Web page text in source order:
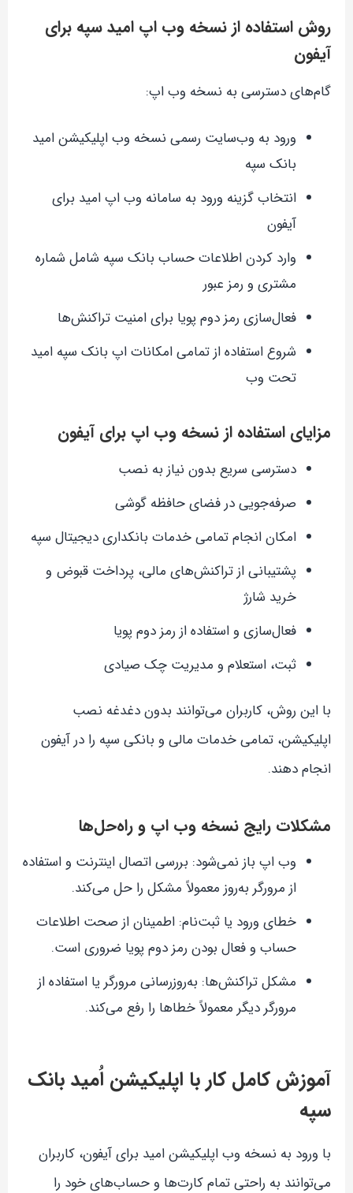
روش استفاده از نسخه وب اپ امید سپه برای
آیفون
گام‌های دسترسی به نسخه وب اپ:
ورود به وب‌سایت رسمی نسخه وب اپلیکیشن امید
بانک سپه
انتخاب گزینه ورود به سامانه وب اپ امید برای
آیفون
وارد کردن اطلاعات حساب بانک سپه شامل شماره
مشتری و رمز عبور
فعال‌سازی رمز دوم پویا برای امنیت تراکنش‌ها
شروع استفاده از تمامی امکانات اپ بانک سپه امید
تحت وب
مزایای استفاده از نسخه وب اپ برای آیفون
دسترسی سریع بدون نیاز به نصب
صرفه‌جویی در فضای حافظه گوشی
امکان انجام تمامی خدمات بانکداری دیجیتال سپه
پشتیبانی از تراکنش‌های مالی، پرداخت قبوض و
خرید شارژ
فعال‌سازی و استفاده از رمز دوم پویا
ثبت، استعلام و مدیریت چک صیادی
با این روش، کاربران می‌توانند بدون دغدغه نصب
اپلیکیشن، تمامی خدمات مالی و بانکی سپه را در آیفون
انجام دهند.
مشکلات رایج نسخه وب اپ و راه‌حل‌ها
وب اپ باز نمی‌شود: بررسی اتصال اینترنت و استفاده
از مرورگر به‌روز معمولاً مشکل را حل می‌کند.
خطای ورود یا ثبت‌نام: اطمینان از صحت اطلاعات
حساب و فعال بودن رمز دوم پویا ضروری است.
مشکل تراکنش‌ها: به‌روزرسانی مرورگر یا استفاده از
مرورگر دیگر معمولاً خطاها را رفع می‌کند.
آموزش کامل کار با اپلیکیشن اُمید بانک
سپه
با ورود به نسخه وب اپلیکیشن امید برای آیفون، کاربران
می‌توانند به راحتی تمام کارت‌ها و حساب‌های خود را